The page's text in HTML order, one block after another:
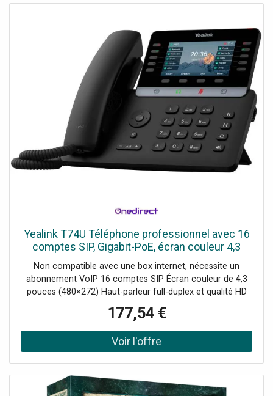
Yealink T74U Téléphone professionnel avec 16
comptes SIP, Gigabit-PoE, écran couleur 4,3
pouces et prise en charge des modules
d'extension.
Non compatible avec une box internet, nécessite un
abonnement VoIP 16 comptes SIP Écran couleur de 4,3
pouces (480×272) Haut-parleur full-duplex et qualité HD
Voice Interface USB-A pour casques ou modules
d'extension 2 ports Gigabit Ethernet avec alimentation
PoE Fonctions de sécurité : cryptage matériel TEE, Linux
6.1 Évolutif : ajout de 3 modules d'extension EXP55 max.
177,54 €